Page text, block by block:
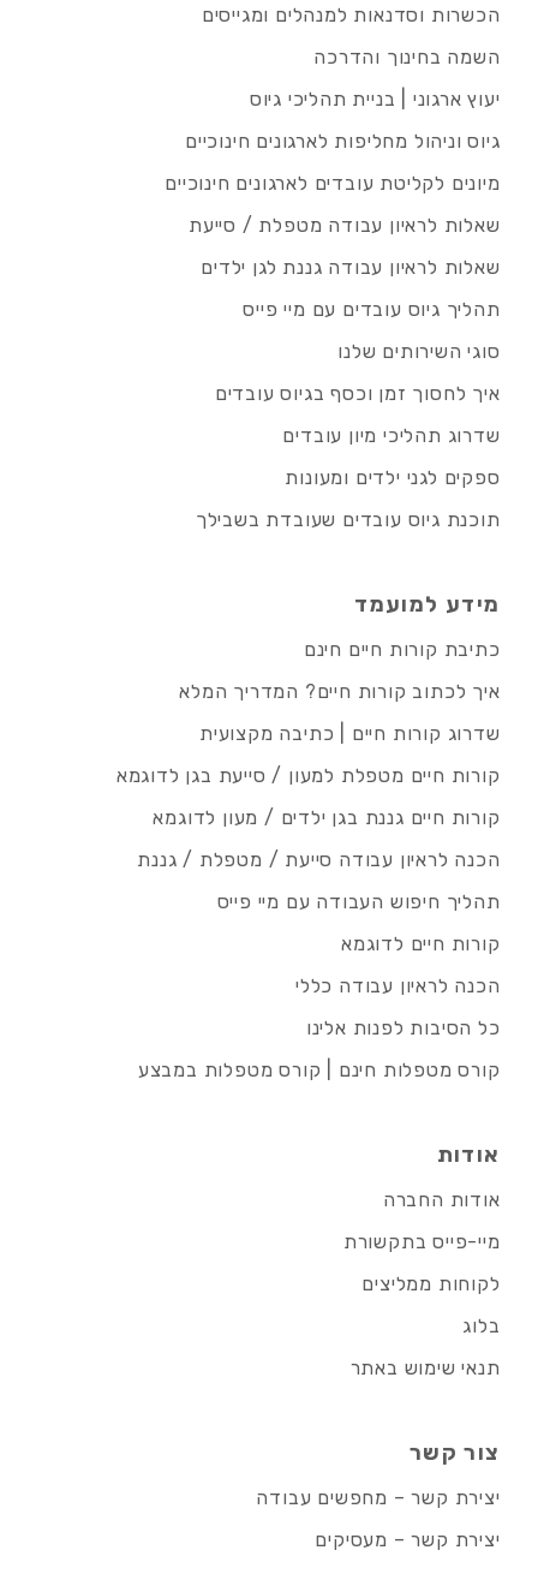
הכשרות וסדנאות למנהלים ומגייסים
השמה בחינוך והדרכה
יעוץ ארגוני | בניית תהליכי גיוס
גיוס וניהול מחליפות לארגונים חינוכיים
מיונים לקליטת עובדים לארגונים חינוכיים
שאלות לראיון עבודה מטפלת / סייעת
שאלות לראיון עבודה גננת לגן ילדים
תהליך גיוס עובדים עם מיי פייס
סוגי השירותים שלנו
איך לחסוך זמן וכסף בגיוס עובדים
שדרוג תהליכי מיון עובדים
ספקים לגני ילדים ומעונות
תוכנת גיוס עובדים שעובדת בשבילך
מידע למועמד
כתיבת קורות חיים חינם
איך לכתוב קורות חיים? המדריך המלא
שדרוג קורות חיים | כתיבה מקצועית
קורות חיים מטפלת למעון / סייעת בגן לדוגמא
קורות חיים גננת בגן ילדים / מעון לדוגמא
הכנה לראיון עבודה סייעת / מטפלת / גננת
תהליך חיפוש העבודה עם מיי פייס
קורות חיים לדוגמא
הכנה לראיון עבודה כללי
כל הסיבות לפנות אלינו
קורס מטפלות חינם | קורס מטפלות במבצע
אודות
אודות החברה
מיי-פייס בתקשורת
לקוחות ממליצים
בלוג
תנאי שימוש באתר
צור קשר
יצירת קשר – מחפשים עבודה
יצירת קשר – מעסיקים